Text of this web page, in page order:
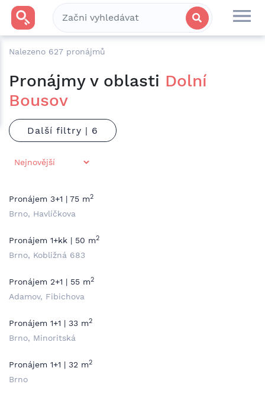
Nalezeno 627 pronájmů
Pronájmy v oblasti Dolní
Bousov
Další filtry |
Pronájem 3+1 | 75 m2
Brno, Havlíčkova
Pronájem 1+kk | 50 m2
Brno, Kobližná 683
Pronájem 2+1 | 55 m2
Adamov, Fibichova
Pronájem 1+1 | 33 m2
Brno, Minoritská
Pronájem 1+1 | 32 m2
Brno